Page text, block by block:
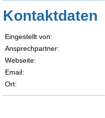
Kontaktdaten
Eingestellt von:
Ansprechpartner:
Webseite:
Email:
Ort: